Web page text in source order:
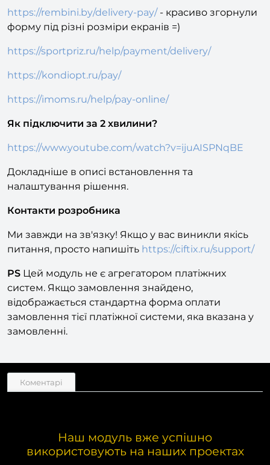
застосували модуль у себе на сайті.
https://rembini.by/delivery-pay/- красиво згорнули
форму під різні розміри екранів =)
https://sportpriz.ru/help/payment/delivery/
https://kondiopt.ru/pay/
https://imoms.ru/help/pay-online/
Як підключити за 2 хвилини?
https://www.youtube.com/watch?v=ijuAISPNqBE
Докладніше в описі встановлення та
налаштування рішення.
Контакти розробника
Ми завжди на зв'язку! Якщо у вас виникли якісь
питання, просто напишітьhttps://ciftix.ru/support/
PSЦей модуль не є агрегатором платіжних
систем. Якщо замовлення знайдено,
відображається стандартна форма оплати
замовлення тієї платіжної системи, яка вказана у
Наш модуль вже успішно